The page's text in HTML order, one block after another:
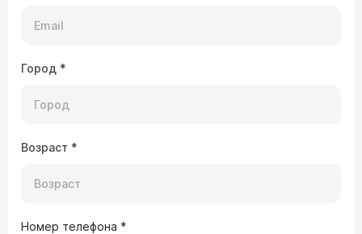
Город *
Возраст *
Номер телефона *